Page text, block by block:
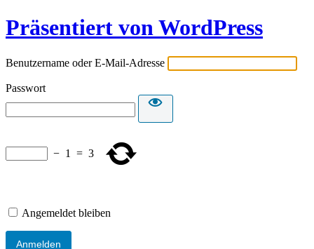
Präsentiert von WordPress
Benutzername oder E-Mail-Adresse
Passwort
− 1 = 3
Angemeldet bleiben